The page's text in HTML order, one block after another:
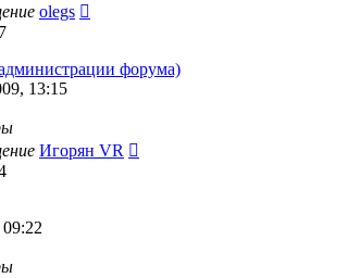
olegs
форума)
13:15
Игорян VR